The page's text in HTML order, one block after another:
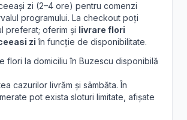
zi (2–4 ore) pentru comenzi
programului. La checkout poți
preferat; oferim și livrare flori
zi în funcție de disponibilitate.
flori la domiciliu în Buzescu disponibilă
cazurilor livrăm și sâmbăta. În
pot exista sloturi limitate, afișate